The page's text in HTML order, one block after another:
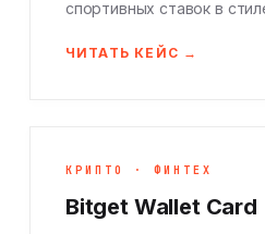
спортивных ставок в
ЧИТАТЬ КЕЙС →
КРИПТО · ФИНТЕХ
Bitget Wallet Card